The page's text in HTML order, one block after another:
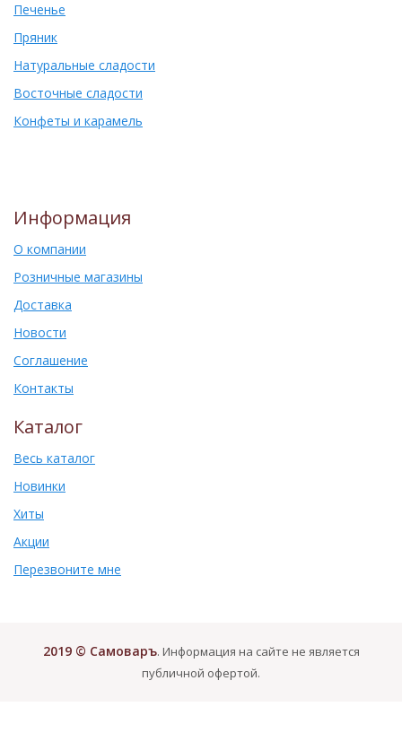
Печенье
Пряник
Натуральные сладости
Восточные сладости
Конфеты и карамель
Информация
О компании
Розничные магазины
Доставка
Новости
Соглашение
Контакты
Каталог
Весь каталог
Новинки
Хиты
Акции
Перезвоните мне
2019 © Самоваръ. Информация на сайте не является
публичной офертой.